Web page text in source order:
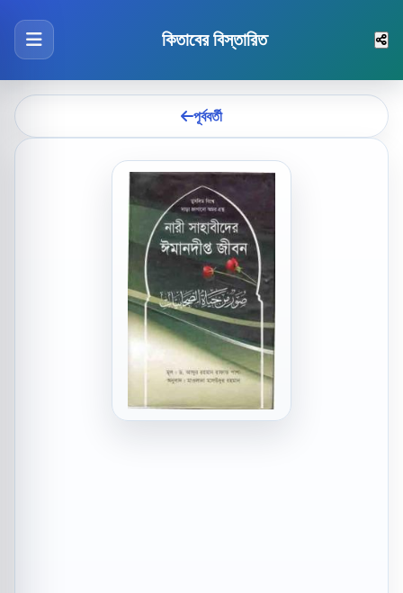
কিতাবের বিস্তারিত
পূর্ববর্তী